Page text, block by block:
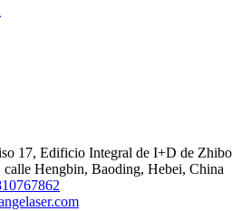
17, Edificio Integral de I+D de Zhibo
calle Hengbin, Baoding, Hebei, China